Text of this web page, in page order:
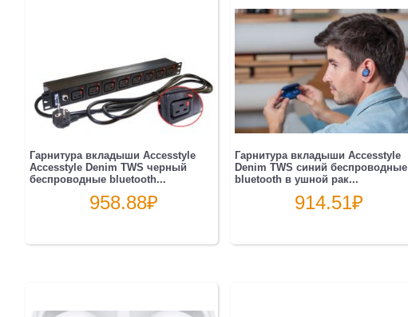
Гарнитура вкладыши Accesstyle
Accesstyle Denim TWS черный
беспроводные bluetooth...
958.88₽
Гарнитура вкладыши Accesstyle
Denim TWS синий беспроводные
bluetooth в ушной рак...
914.51₽